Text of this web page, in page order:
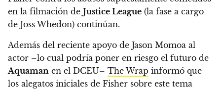
en la filmación de Justice League (la fase a cargo
de Joss Whedon) continúan.
Además del reciente apoyo de Jason Momoa al
actor –lo cual podría poner en riesgo el futuro de
Aquaman en el DCEU– The Wrap informó que
los alegatos iniciales de Fisher sobre este tema